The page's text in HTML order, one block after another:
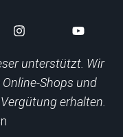
unterstützt. Wir
Shops und
erhalten.